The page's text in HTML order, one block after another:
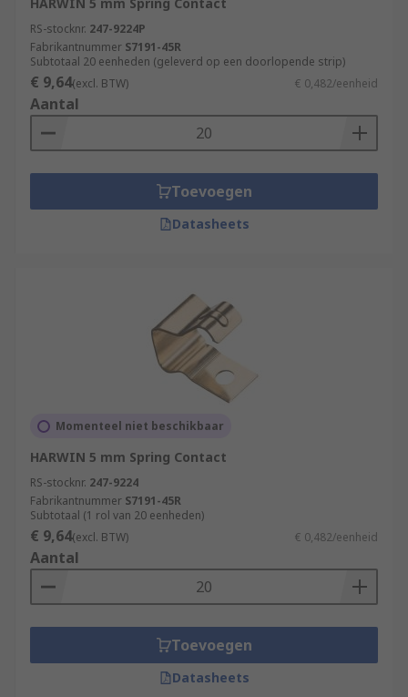
RS-stocknr. 247-9224P
Fabrikantnummer S7191-45R
Subtotaal 20 eenheden (geleverd op een doorlopende strip)
€ 9,64(excl. BTW) € 0,482/eenheid
Aantal
Toevoegen
Datasheets
Momenteel niet beschikbaar
HARWIN 5 mm Spring Contact
RS-stocknr. 247-9224
Fabrikantnummer S7191-45R
Subtotaal (1 rol van 20 eenheden)
€ 9,64(excl. BTW) € 0,482/eenheid
Aantal
Toevoegen
Datasheets